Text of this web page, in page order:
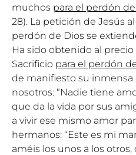
muchos para el perdón
28). La petición de Jesús
perdón de Dios se
Ha sido obtenido al precio
Sacrificio para el perdón
de manifiesto su inmensa
nosotros: “Nadie tiene
que da la vida por sus
a vivir ese mismo amor
hermanos: “Este es mi
améis los unos a los